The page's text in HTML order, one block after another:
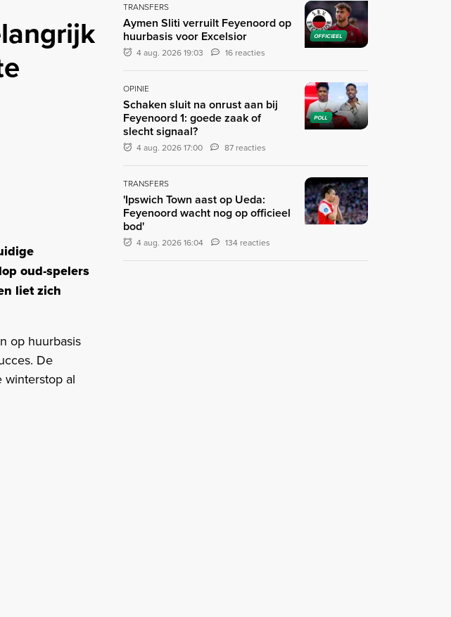
oud-spelers
liet zich
op huurbasis
De
winterstop al
OFFICIEEL
TRANSFERS
Aymen Sliti verruilt Feyenoord op
huurbasis voor Excelsior
4 aug. 2026 19:03 16 reacties
POLL
OPINIE
Schaken sluit na onrust aan bij
Feyenoord 1: goede zaak of
slecht signaal?
4 aug. 2026 17:00 87 reacties
TRANSFERS
'Ipswich Town aast op Ueda:
Feyenoord wacht nog op officieel
bod'
4 aug. 2026 16:04 134 reacties